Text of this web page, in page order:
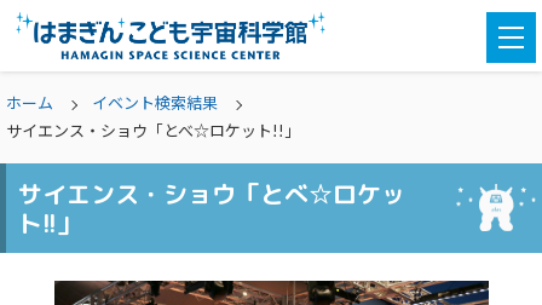
ホーム
イベント検索結果
サイエンス・ショウ「とべ☆ロケット!!」
サイエンス・ショウ「とべ☆ロケッ
ト!!」